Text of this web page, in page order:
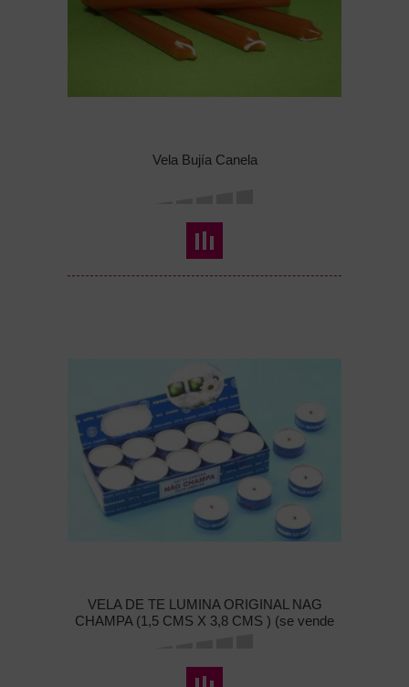
Vela Bujía Canela
VELA DE TE LUMINA ORIGINAL NAG
CHAMPA (1,5 CMS X 3,8 CMS ) (se vende